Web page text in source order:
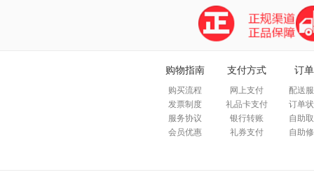
购物指南
购买流程
发票制度
服务协议
会员优惠
支付方式
网上支付
礼品卡支付
银行转账
礼券支付
订
配送
订单
自助
自助